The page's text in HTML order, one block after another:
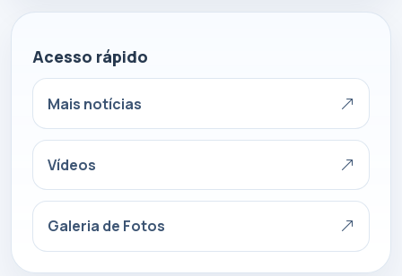
Acesso rápido
Mais notícias
Vídeos
Galeria de Fotos